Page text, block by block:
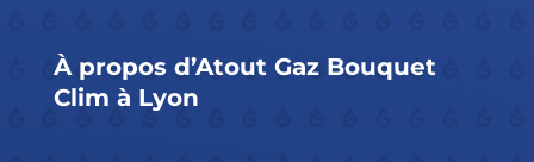
À propos d’Atout Gaz Bouquet
Clim à Lyon